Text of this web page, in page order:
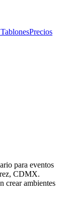
Precios
para eventos
CDMX.
crear ambientes